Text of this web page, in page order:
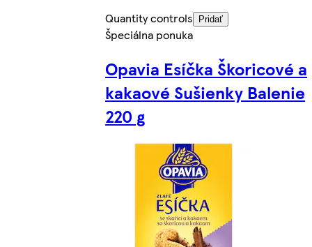
Quantity controls
Pridať
Špeciálna ponuka
Opavia Esíčka Škoricové a
kakaové Sušienky Balenie
220 g